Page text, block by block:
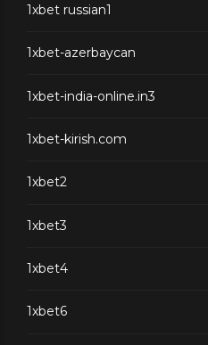
1xbet russian1
1xbet-azerbaycan
1xbet-india-online.in3
1xbet-kirish.com
1xbet2
1xbet3
1xbet4
1xbet6